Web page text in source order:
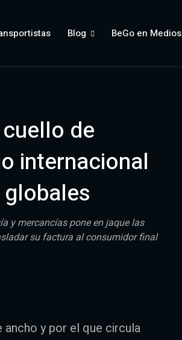
Blog BeGo en Medios
de
internacional
y mercancías pone en jaque las
su factura al consumidor final
ancho y por el que circula